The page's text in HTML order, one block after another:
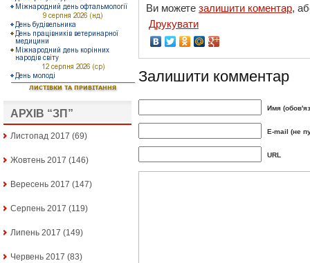
АРХІВ “ЗП”
Листопад 2017 (69)
Жовтень 2017 (146)
Вересень 2017 (147)
Серпень 2017 (119)
Липень 2017 (149)
Червень 2017 (83)
Ви можете залишити коментар,
Друкувати
Залишити комментар
Имя
E-mail (не
URL